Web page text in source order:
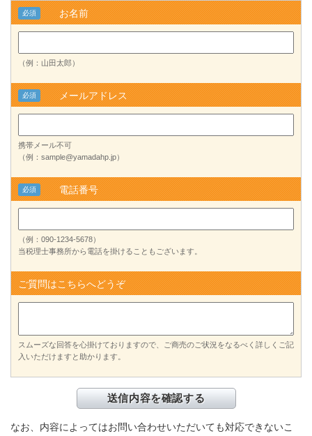
お名前
必須
（例：山田太郎）
メールアドレス
必須
携帯メール不可
（例：sample@yamadahp.jp）
電話番号
必須
（例：090-1234-5678）
当税理士事務所から電話を掛けることもございます。
ご質問はこちらへどうぞ
スムーズな回答を心掛けておりますので、ご商売のご状況をなるべく詳しくご記
入いただけますと助かります。
なお、内容によってはお問い合わせいただいても対応できないこ